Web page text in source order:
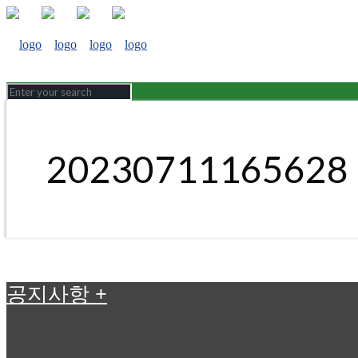
20230711165628
공지사항 +